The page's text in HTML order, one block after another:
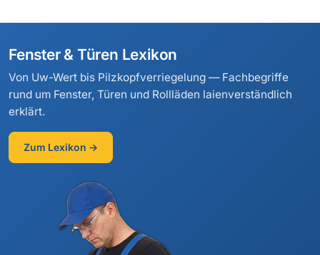
Fenster & Türen Lexikon
Von Uw-Wert bis Pilzkopfverriegelung — Fachbegriffe
rund um Fenster, Türen und Rollläden laienverständlich
erklärt.
Zum Lexikon →